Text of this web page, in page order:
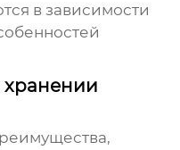
в зависимости